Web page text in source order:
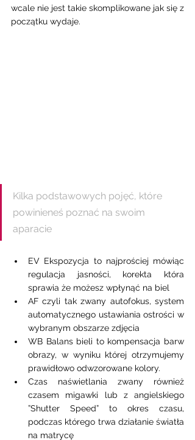
wcale nie jest takie skomplikowane jak się z
początku wydaje.
Kilka podstawowych pojęć, które
powinieneś poznać na swoim
aparacie
EV Ekspozycja to najprościej mówiąc
regulacja jasności, korekta która
sprawia że możesz wpłynąć na biel
AF czyli tak zwany autofokus, system
automatycznego ustawiania ostrości w
wybranym obszarze zdjęcia
WB Balans bieli to kompensacja barw
obrazy, w wyniku której otrzymujemy
prawidłowo odwzorowane kolory.
Czas naświetlania zwany również
czasem migawki lub z angielskiego
”Shutter Speed” to okres czasu,
podczas którego trwa działanie światła
na matrycę